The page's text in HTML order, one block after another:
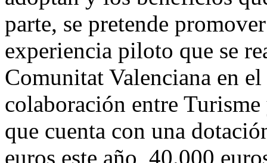
parte, se pretende
experiencia piloto que se
Comunitat Valenciana en
colaboración entre
que cuenta con una
euros este año, 40.000